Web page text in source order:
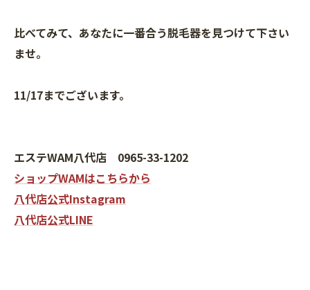
比べてみて、あなたに一番合う脱毛器を見つけて下さい
ませ。
11/17までございます。
エステWAM八代店 0965-33-1202
ショップWAMはこちらから
八代店公式Instagram
八代店公式LINE